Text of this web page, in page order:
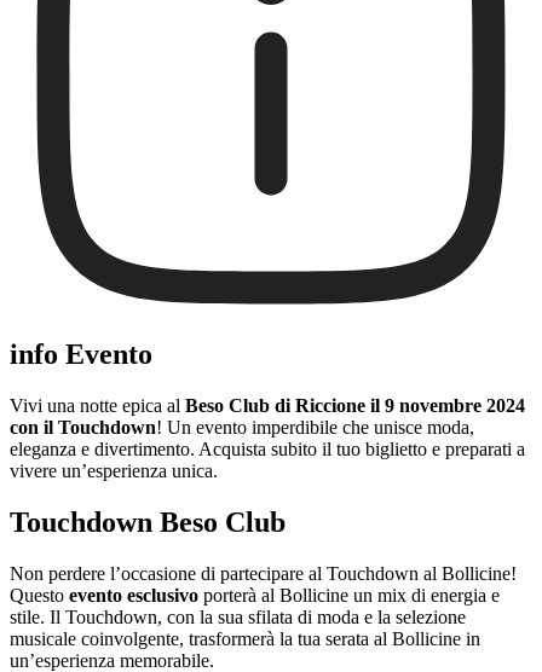
info Evento
Vivi una notte epica al Beso Club di Riccione il 9 novembre 2024
con il Touchdown! Un evento imperdibile che unisce moda,
eleganza e divertimento. Acquista subito il tuo biglietto e preparati a
vivere un’esperienza unica.
Touchdown Beso Club
Non perdere l’occasione di partecipare al Touchdown al Bollicine!
Questo evento esclusivo porterà al Bollicine un mix di energia e
stile. Il Touchdown, con la sua sfilata di moda e la selezione
musicale coinvolgente, trasformerà la tua serata al Bollicine in
un’esperienza memorabile.